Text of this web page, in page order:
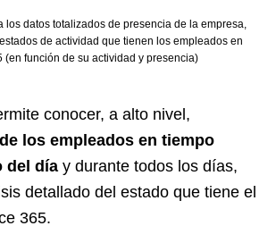
los datos totalizados de presencia de la empresa,
de actividad que tienen los empleados en
(en función de su actividad y presencia)
conocer, a alto nivel,
los empleados en tiempo
del día y durante todos los días,
detallado del estado que tiene el
365.